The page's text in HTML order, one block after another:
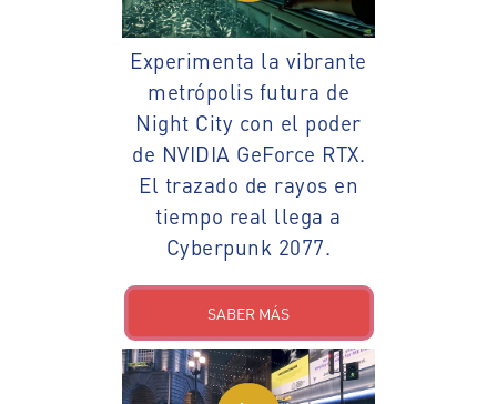
Experimenta la vibrante
metrópolis futura de
Night City con el poder
de NVIDIA GeForce RTX.
El trazado de rayos en
tiempo real llega a
Cyberpunk 2077.
SABER MÁS